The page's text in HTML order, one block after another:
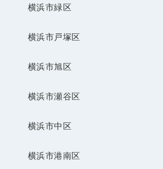
横浜市緑区
横浜市戸塚区
横浜市旭区
横浜市瀬谷区
横浜市中区
横浜市港南区